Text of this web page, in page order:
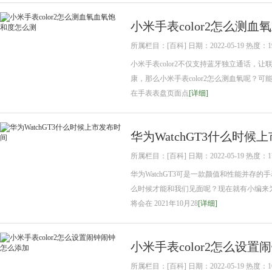
小米手表color2怎么测血
所属栏目：[百科] 日期：2022-05-19 热度：
小米手表color2不仅支持蓝牙独立通话，让
康，那么小米手表color2怎么测血氧呢？可
在手表表盘页面点[详细]
华为WatchGT3什么时候
所属栏目：[百科] 日期：2022-05-19 热度：
华为WatchGT3可是一款颜值和性能并存的
么时候才能和我们见面呢？现在就有小编来
将会在 2021年10月28[详细]
小米手表color2怎么设置
所属栏目：[百科] 日期：2022-05-19 热度：